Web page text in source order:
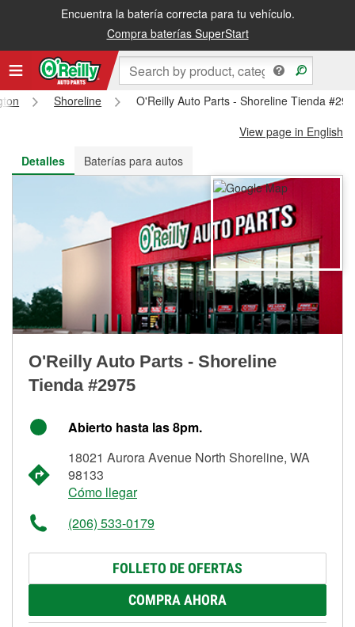
Encuentra la batería correcta para tu vehículo.
Compra baterías SuperStart
Recibe tu orden gratis al día siguiente o recógela en la tienda
Shoreline
O'Reilly Auto Parts - Shoreline Tienda
View page in English
Detalles
Baterías para autos
O'Reilly Auto Parts - Shoreline
Tienda #2975
Abierto hasta las 8pm.
18021 Aurora Avenue North Shoreline, WA
98133
Cómo llegar
(206) 533-0179
FOLLETO DE OFERTAS
COMPRA AHORA